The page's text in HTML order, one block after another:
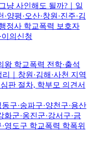
냥 사인해도 될까?｜일
양평·오산·창원·진주·김
정사 학교폭력 보호자
의신청
왕 학교폭력 전학·출석
｜창원·김해·사천 지역
판 절차, 학부모 의견서
구·송파구·양천구·용산
화군·옹진군·강서구·금
영도구 학교폭력 학폭위